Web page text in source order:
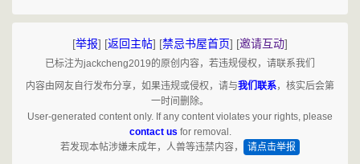
[举报] [返回主帖] [禁忌书屋首页] [邀请互动]
已标注为jackcheng2019的原创内容，若违规侵权，请联系我们
内容由网友自行发布分享，如果违规或侵权，请与我们联系，核实后会第
一时间删除。
User-generated content only. If any content violates your rights, please
contact us for removal.
若发现本帖涉嫌未成年，人兽等违禁内容，
请点击举报